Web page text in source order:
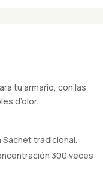
tu armario, con las
d’olor.
Sachet tradicional.
300 veces